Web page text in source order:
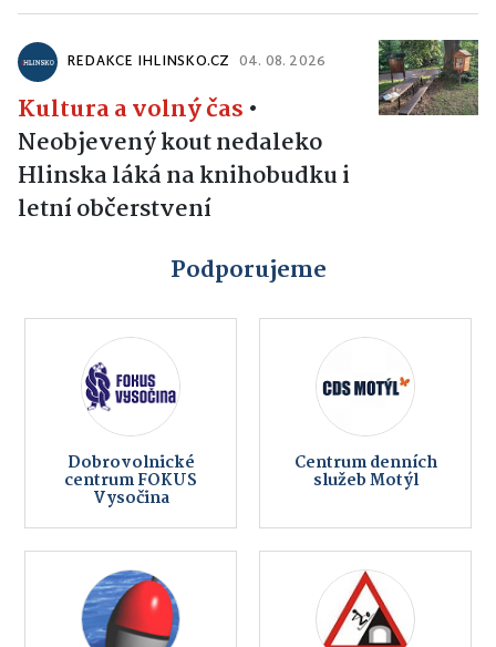
REDAKCE IHLINSKO.CZ 04. 08. 2026
Kultura a volný čas •
Neobjevený kout nedaleko
Hlinska láká na knihobudku i
letní občerstvení
Podporujeme
Dobrovolnické
centrum FOKUS
Vysočina
Centrum denních
služeb Motýl